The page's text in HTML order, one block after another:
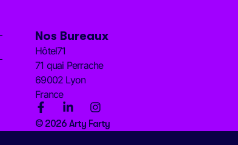
Nos Bureaux
Hôtel71
71 quai Perrache
69002 Lyon
France
© 2026 Arty Farty